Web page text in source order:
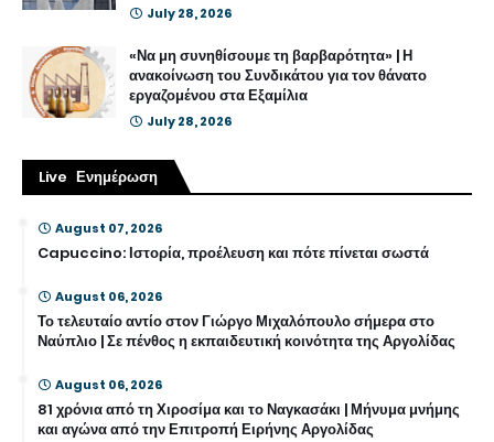
July 28, 2026
«Να μη συνηθίσουμε τη βαρβαρότητα» | Η
ανακοίνωση του Συνδικάτου για τον θάνατο
εργαζομένου στα Εξαμίλια
July 28, 2026
Live Ενημέρωση
August 07, 2026
Capuccino: Ιστορία, προέλευση και πότε πίνεται σωστά
August 06, 2026
Το τελευταίο αντίο στον Γιώργο Μιχαλόπουλο σήμερα στο
Ναύπλιο | Σε πένθος η εκπαιδευτική κοινότητα της Αργολίδας
August 06, 2026
81 χρόνια από τη Χιροσίμα και το Ναγκασάκι | Μήνυμα μνήμης
και αγώνα από την Επιτροπή Ειρήνης Αργολίδας